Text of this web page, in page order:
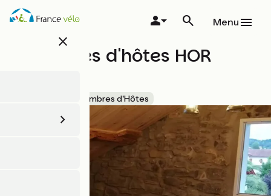
Aller
au
close
Menu
Chambres d'hôtes HOR
Chambres d'Hôtes